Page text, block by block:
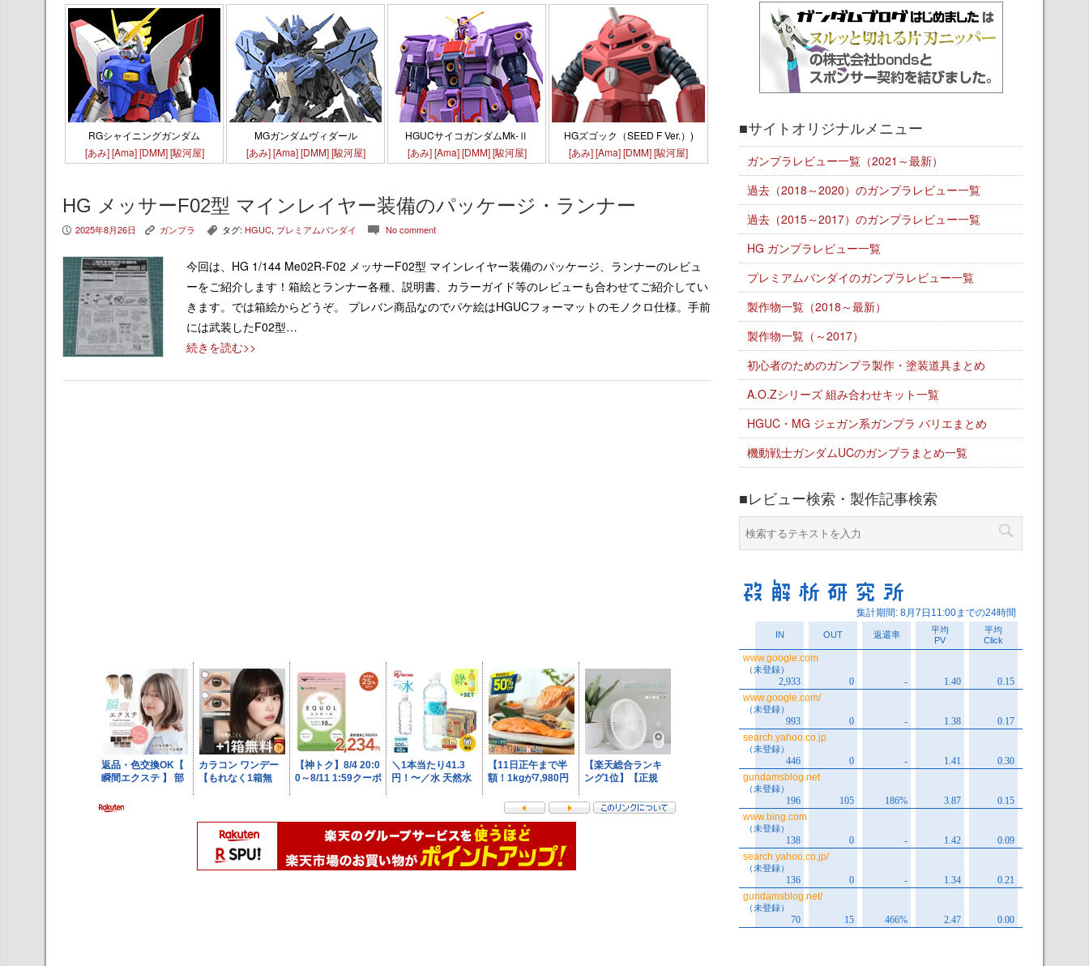
RGシャイニングガンダム
[あみ] [Ama] [DMM] [駿河屋]
MGガンダムヴィダール
[あみ] [Ama] [DMM] [駿河屋]
HGUCサイコガンダムMk-Ⅱ
[あみ] [Ama] [DMM] [駿河屋]
HGズゴック（SEED F Ver.）)
[あみ][Ama][DMM][駿河屋]
HG メッサーF02型 マインレイヤー装備のパッケージ・ランナー
P 2025年8月26日 K ガンプラ , タグ: HGUC, プレミアムバンダイ c No comment
今回は、HG 1/144 Me02R-F02 メッサーF02型 マインレイヤー装備のパッケージ、ランナーのレビュ
ーをご紹介します！箱絵とランナー各種、説明書、カラーガイド等のレビューも合わせてご紹介してい
きます。では箱絵からどうぞ。 プレバン商品なのでパケ絵はHGUCフォーマットのモノクロ仕様。手前
には武装したF02型…
続きを読む>>
■サイトオリジナルメニュー
ガンプラレビュー一覧（2021～最新）
過去（2018～2020）のガンプラレビュー一覧
過去（2015～2017）のガンプラレビュー一覧
HG ガンプラレビュー一覧
プレミアムバンダイのガンプラレビュー一覧
製作物一覧（2018～最新）
製作物一覧（～2017）
初心者のためのガンプラ製作・塗装道具まとめ
A.O.Zシリーズ 組み合わせキット一覧
HGUC・MG ジェガン系ガンプラ バリエまとめ
機動戦士ガンダムUCのガンプラまとめ一覧
■レビュー検索・製作記事検索